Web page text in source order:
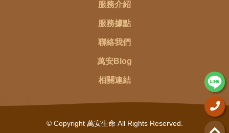
服務介紹
服務據點
聯絡我們
萬安Blog
相關連結
© Copyright 萬安生命 All Rights Reserved.